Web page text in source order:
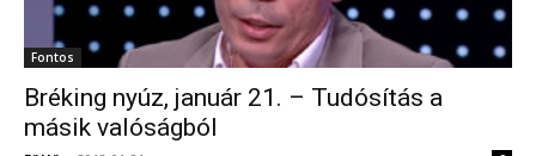
Fontos
Bréking nyúz, január 21. – Tudósítás a
másik valóságból